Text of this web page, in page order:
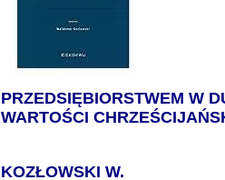
PRZEDSIĘBIORSTWEM W
WARTOŚCI
KOZŁOWSKI W.